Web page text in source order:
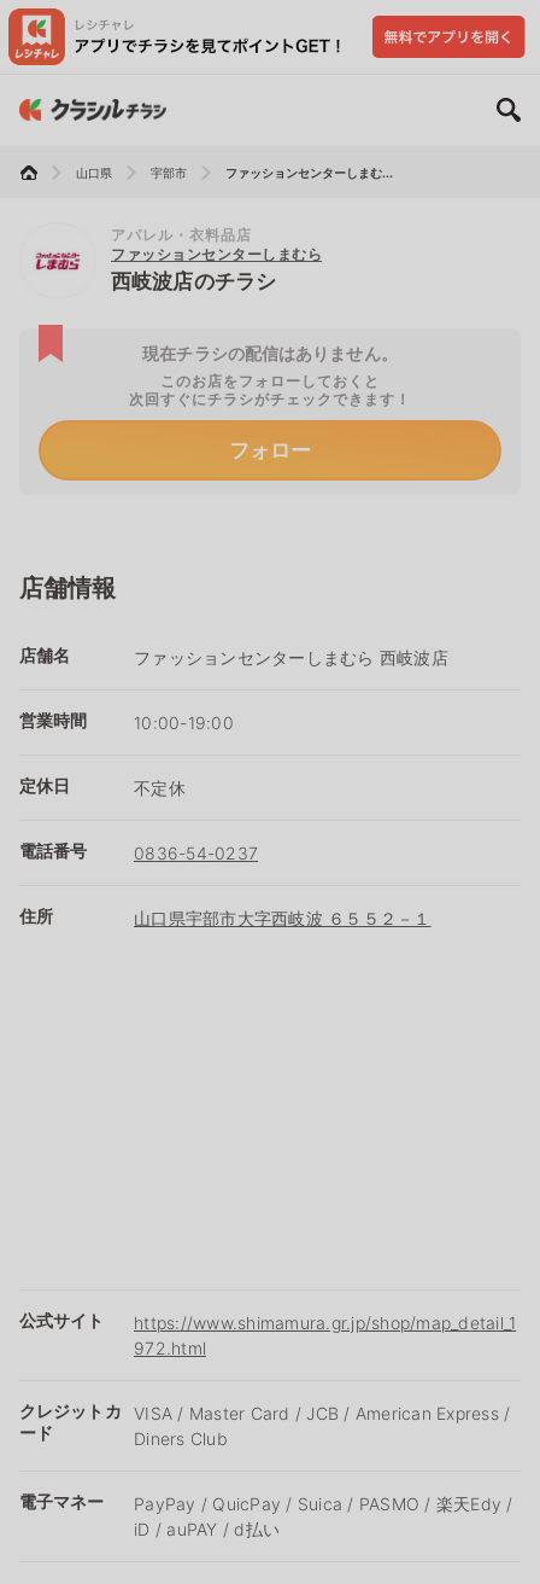
山口県 宇部市 ファッションセンターしまむ...
アパレル・衣料品店
ファッションセンターしまむら
西岐波店のチラシ
現在チラシの配信はありません。
このお店をフォローしておくと
次回すぐにチラシがチェックできます！
フォロー
店舗情報
店舗名 ファッションセンターしまむら 西岐波店
営業時間 10:00-19:00
定休日 不定休
電話番号 0836-54-0237
住所 山口県宇部市大字西岐波 ６５５２－１
公式サイト
https://www.shimamura.gr.jp/shop/map_detail_1
972.html
クレジットカ
ード
VISA / Master Card / JCB / American Express /
Diners Club
電子マネー
PayPay / QuicPay / Suica / PASMO / 楽天Edy /
iD / auPAY / d払い